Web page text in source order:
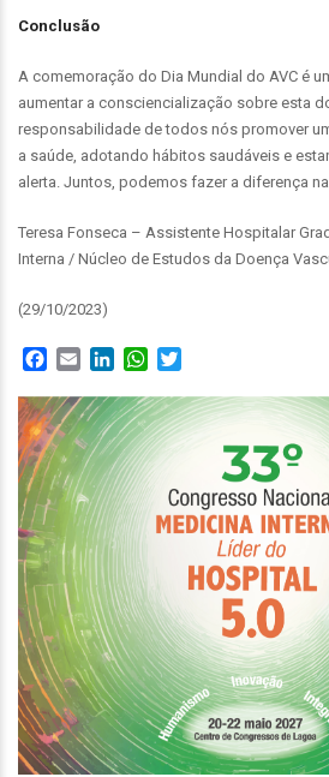
Conclusão
A comemoração do Dia Mundial do AVC é
aumentar a consciencialização sobre esta
responsabilidade de todos nós promover
a saúde, adotando hábitos saudáveis e
alerta. Juntos, podemos fazer a diferença
Teresa Fonseca – Assistente Hospitalar
Interna / Núcleo de Estudos da Doença
(29/10/2023)
Facebook
Email LinkedInWhatsApp